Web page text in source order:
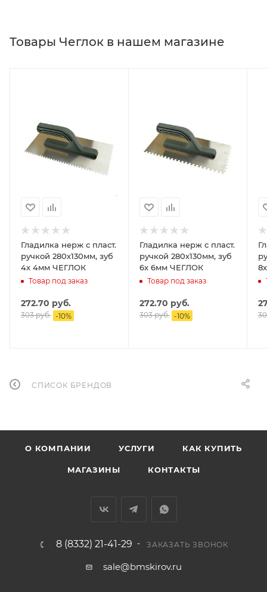
Товары Чеглок в нашем магазине
Гладилка нерж с пласт.
ручкой 280х130мм, зуб
4х 4мм ЧЕГЛОК
Товар под заказ
272.70 руб.
303руб. -10%
Гладилка нерж с пласт.
ручкой 280х130мм, зуб
6х 6мм ЧЕГЛОК
Товар под заказ
272.70 руб.
303руб. -10%
СПИСОК БРЕНДОВ
О КОМПАНИИ УСЛУГИ КАК КУПИТЬ
МАГАЗИНЫ КОНТАКТЫ
8 (8332) 21-41-29 ЗАКАЗАТЬ ЗВОНОК
sale@bmskirov.ru